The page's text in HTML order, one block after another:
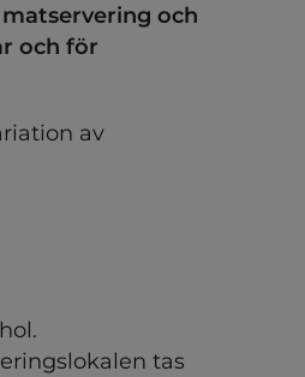
och
och för
av
tas